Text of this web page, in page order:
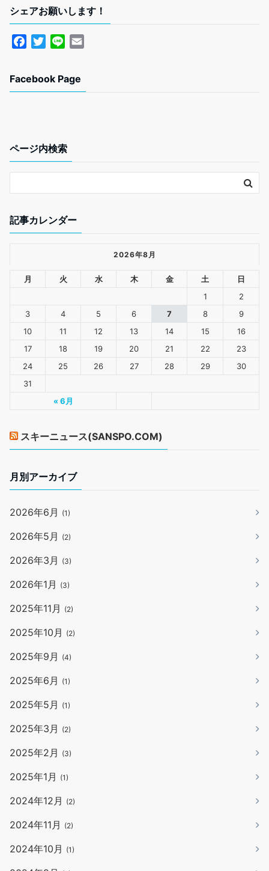
シェアお願いします！
e
k
t
e
Facebook Page
ページ内検索
記事カレンダー
2026年8月
月 火 水 木 金 土 日
« 6月
1
2
3
4 5 6 7 8
9
10
11 12 13 14 15
16
17
18 19 20 21 22
23
24
25 26 27 28 29
30
31
スキーニュース(SANSPO.COM)
月別アーカイブ
2026年6月 (1)
2026年5月 (2)
2026年3月 (3)
2026年1月 (3)
2025年11月 (2)
2025年10月 (2)
2025年9月 (4)
2025年6月 (1)
2025年5月 (1)
2025年3月 (2)
2025年2月 (3)
2025年1月 (1)
2024年12月 (2)
2024年11月 (2)
2024年10月 (1)